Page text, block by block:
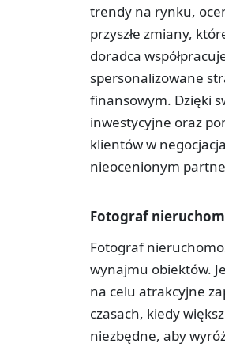
trendy na rynku,
przyszłe zmiany,
doradca
spersonalizowane
finansowym. Dzięki
inwestycyjne oraz
klientów w
nieocenionym
Fotograf
Fotograf
wynajmu obiektów.
na celu atrakcyjne
czasach, kiedy
niezbędne, aby